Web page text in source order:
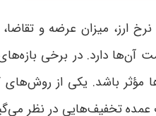
ارز، میزان عرضه و تقاضا،
آن‌ها دارد. در برخی
مؤثر باشد. یکی از روش‌های
تخفیف‌هایی در نظر